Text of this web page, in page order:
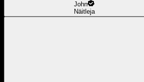
John
Näitleja